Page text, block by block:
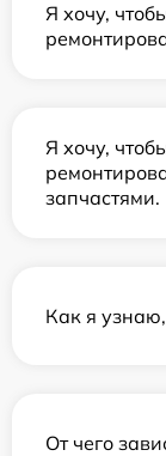
Я хочу,
Я хочу,
запчастями.
Как я узнаю,
От чего